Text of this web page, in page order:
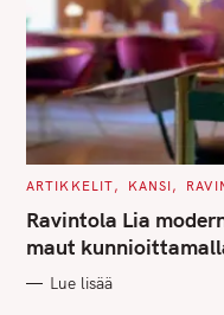
C
T
E
G
O
I
ARTIKKELIT KANSI
Ravintola Lia
maut
Lue lisää